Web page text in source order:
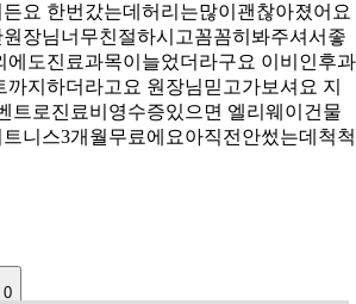
요 한번갔는데허리는많이괜찮아졌어요
장님너무친절하시고꼼꼼히봐주셔서좋
에도진료과목이늘었더라구요 이비인후과
까지하더라고요 원장님믿고가보셔요 지
트로진료비영수증있으면 엘리웨이건물
니스3개월무료에요아직전안썼는데척척
0